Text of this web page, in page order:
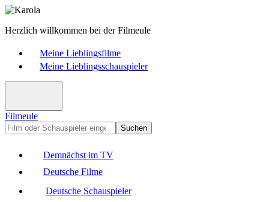
Herzlich willkommen bei der Filmeule
Meine Lieblingsfilme
Meine Lieblingsschauspieler
Filmeule
Suchen
Demnächst im TV
Deutsche Filme
Deutsche Schauspieler